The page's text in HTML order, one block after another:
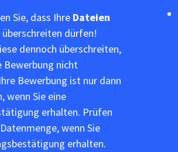
Sie, dass Ihre Dateien
dürfen!
dennoch überschreiten,
Bewerbung nicht
Bewerbung ist nur dann
wenn Sie eine
erhalten. Prüfen
wenn Sie
erhalten.